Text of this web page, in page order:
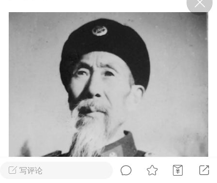
急提示
如何购买【理肺清瘟膏】
小海（HAi）
谷气行、营卫通：内经视角
下的脾胃调养要义
写评论